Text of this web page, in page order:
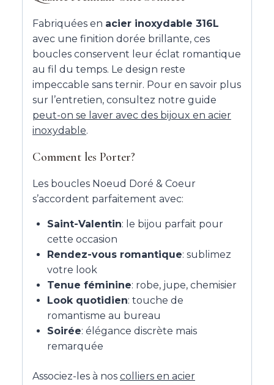
Fabriquées en acier inoxydable 316L
avec une finition dorée brillante, ces
boucles conservent leur éclat romantique
au fil du temps. Le design reste
impeccable sans ternir. Pour en savoir plus
sur l’entretien, consultez notre guide
peut-on se laver avec des bijoux en acier
inoxydable.
Comment les Porter?
Les boucles Noeud Doré & Coeur
s’accordent parfaitement avec:
Saint-Valentin: le bijou parfait pour
cette occasion
Rendez-vous romantique: sublimez
votre look
Tenue féminine: robe, jupe, chemisier
Look quotidien: touche de
romantisme au bureau
Soirée: élégance discrète mais
remarquée
Associez-les à nos colliers en acier